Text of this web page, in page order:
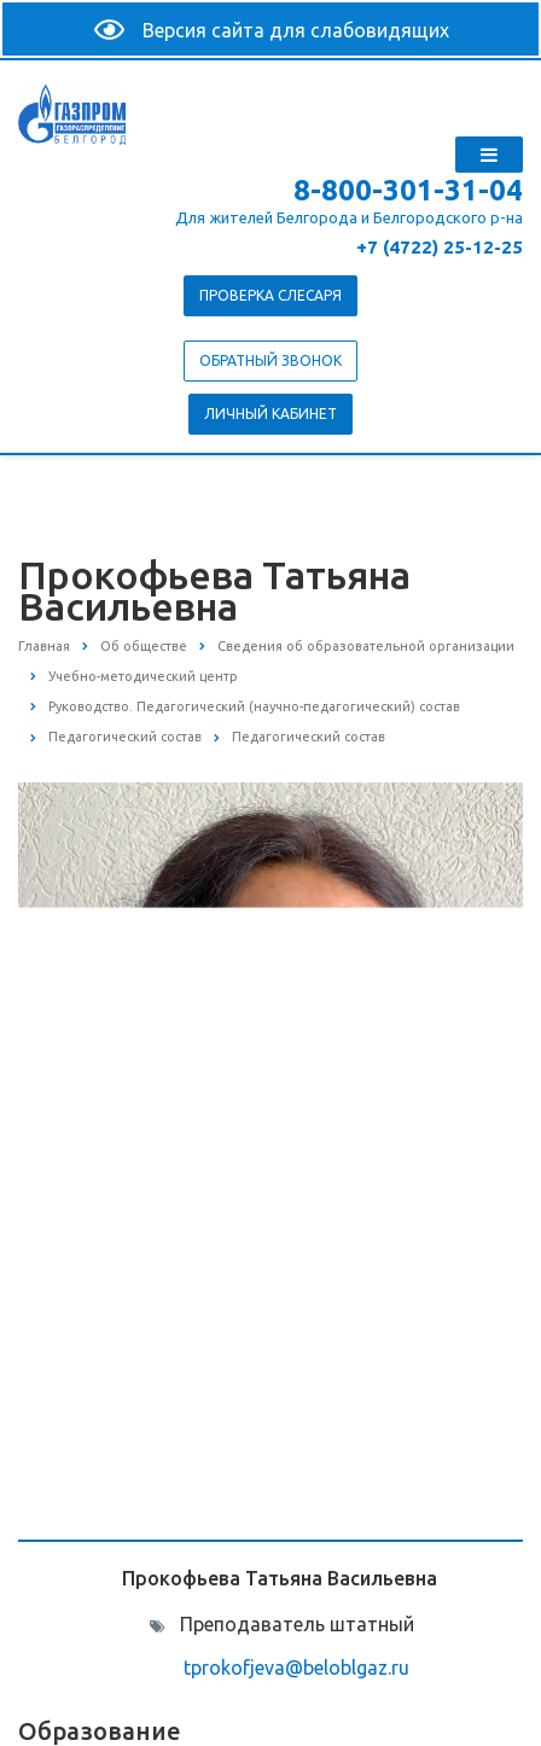
8-800-301-31-04
Для жителей Белгорода и Белгородского р-на
+7 (4722) 25-12-25
ПРОВЕРКА СЛЕСАРЯ
ОБРАТНЫЙ ЗВОНОК
ЛИЧНЫЙ КАБИНЕТ
Прокофьева Татьяна
Васильевна
Главная Об обществе Сведения об образовательной организации
Учебно-методический центр
Руководство. Педагогический (научно-педагогический) состав
Педагогический состав Педагогический состав
Прокофьева Татьяна Васильевна
Преподаватель штатный
tprokofjeva@beloblgaz.ru
Образование